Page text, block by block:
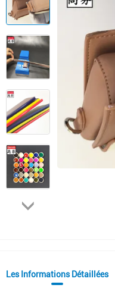
Les Informations Détaillées